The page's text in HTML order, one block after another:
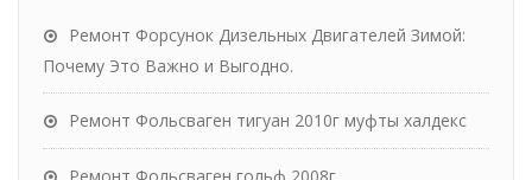
Ремонт Форсунок Дизельных Двигателей Зимой:
Почему Это Важно и Выгодно.
Ремонт Фольсваген тигуан 2010г муфты халдекс